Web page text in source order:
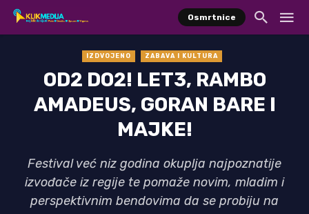
Osmrtnice
IZDVOJENO ZABAVA I KULTURA
OD2 DO2! LET3, RAMBO
AMADEUS, GORAN BARE I
MAJKE!
Festival već niz godina okuplja najpoznatije
izvođače iz regije te pomaže novim, mladim i
perspektivnim bendovima da se probiju na